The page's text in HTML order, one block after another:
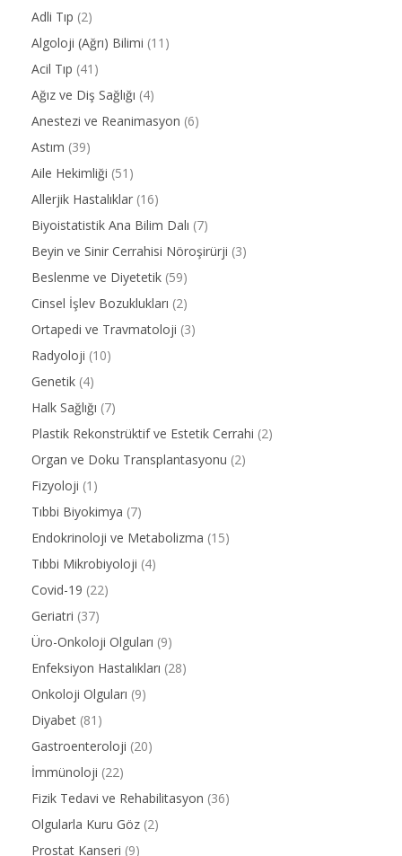
Adli Tıp (2)
Algoloji (Ağrı) Bilimi (11)
Acil Tıp (41)
Ağız ve Diş Sağlığı (4)
Anestezi ve Reanimasyon (6)
Astım (39)
Aile Hekimliği (51)
Allerjik Hastalıklar (16)
Biyoistatistik Ana Bilim Dalı (7)
Beyin ve Sinir Cerrahisi Nöroşirürji (3)
Beslenme ve Diyetetik (59)
Cinsel İşlev Bozuklukları (2)
Ortapedi ve Travmatoloji (3)
Radyoloji (10)
Genetik (4)
Halk Sağlığı (7)
Plastik Rekonstrüktif ve Estetik Cerrahi (2)
Organ ve Doku Transplantasyonu (2)
Fizyoloji (1)
Tıbbi Biyokimya (7)
Endokrinoloji ve Metabolizma (15)
Tıbbi Mikrobiyoloji (4)
Covid-19 (22)
Geriatri (37)
Üro-Onkoloji Olguları (9)
Enfeksiyon Hastalıkları (28)
Onkoloji Olguları (9)
Diyabet (81)
Gastroenteroloji (20)
İmmünoloji (22)
Fizik Tedavi ve Rehabilitasyon (36)
Olgularla Kuru Göz (2)
Prostat Kanseri (9)